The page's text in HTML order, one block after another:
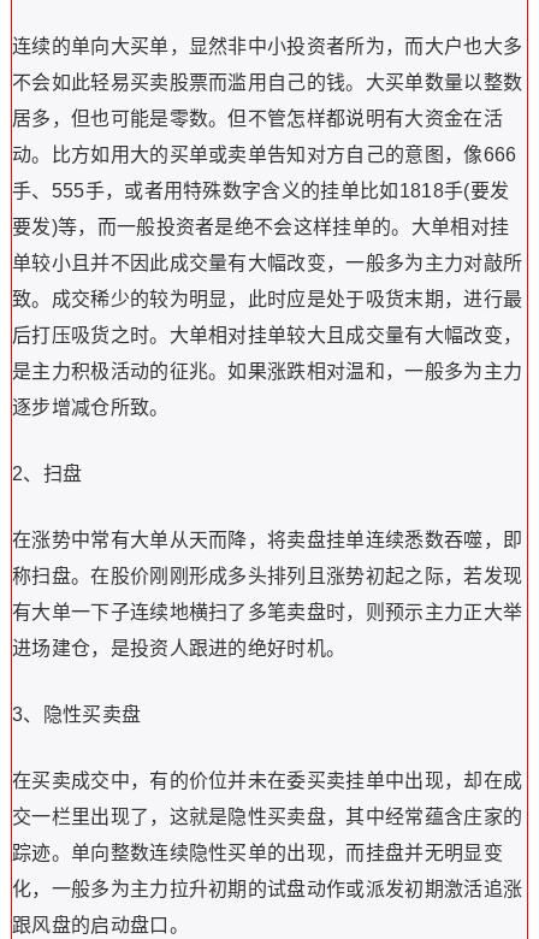
连续的单向大买单，显然非中小投资者所为，而大户也大多
不会如此轻易买卖股票而滥用自己的钱。大买单数量以整数
居多，但也可能是零数。但不管怎样都说明有大资金在活
动。比方如用大的买单或卖单告知对方自己的意图，像666
手、555手，或者用特殊数字含义的挂单比如1818手(要发
要发)等，而一般投资者是绝不会这样挂单的。大单相对挂
单较小且并不因此成交量有大幅改变，一般多为主力对敲所
致。成交稀少的较为明显，此时应是处于吸货末期，进行最
后打压吸货之时。大单相对挂单较大且成交量有大幅改变，
是主力积极活动的征兆。如果涨跌相对温和，一般多为主力
逐步增减仓所致。
2、扫盘
在涨势中常有大单从天而降，将卖盘挂单连续悉数吞噬，即
称扫盘。在股价刚刚形成多头排列且涨势初起之际，若发现
有大单一下子连续地横扫了多笔卖盘时，则预示主力正大举
进场建仓，是投资人跟进的绝好时机。
3、隐性买卖盘
在买卖成交中，有的价位并未在委买卖挂单中出现，却在成
交一栏里出现了，这就是隐性买卖盘，其中经常蕴含庄家的
踪迹。单向整数连续隐性买单的出现，而挂盘并无明显变
化，一般多为主力拉升初期的试盘动作或派发初期激活追涨
跟风盘的启动盘口。